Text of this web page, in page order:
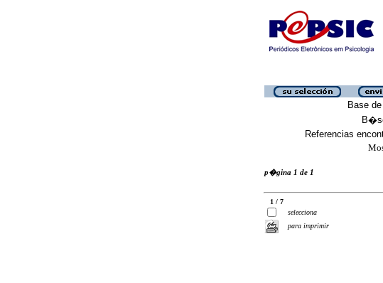
Base
Referencias
p�gina 1 de 1
1 / 7
selecciona
para imprimir